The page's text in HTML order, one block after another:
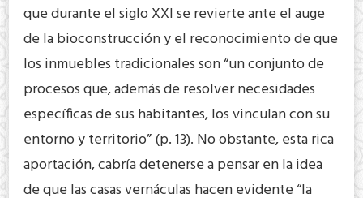
que durante el siglo XXI se revierte ante el auge
de la bioconstrucción y el reconocimiento de que
los inmuebles tradicionales son “un conjunto de
procesos que, además de resolver necesidades
específicas de sus habitantes, los vinculan con su
entorno y territorio” (p. 13). No obstante, esta rica
aportación, cabría detenerse a pensar en la idea
de que las casas vernáculas hacen evidente “la